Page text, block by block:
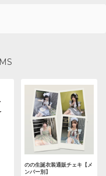
のの生誕衣装通販チェキ【メ
ンバー別】